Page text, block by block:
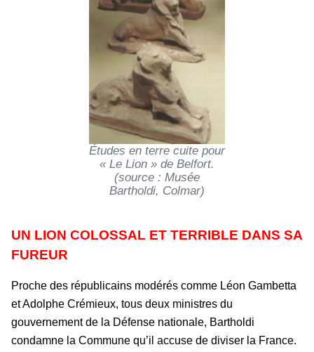
Études en terre cuite pour
« Le Lion » de Belfort.
(source : Musée
Bartholdi, Colmar)
UN LION COLOSSAL ET TERRIBLE DANS SA
FUREUR
Proche des républicains modérés comme Léon Gambetta
et Adolphe Crémieux, tous deux ministres du
gouvernement de la Défense nationale, Bartholdi
condamne la Commune qu’il accuse de diviser la France.